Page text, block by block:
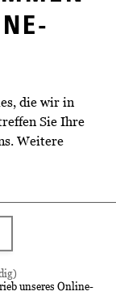
die wir in
Sie Ihre
Weitere
unseres Online-
Ware
da die
und